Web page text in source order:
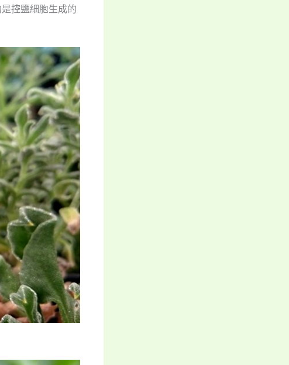
控鹽細胞生成的